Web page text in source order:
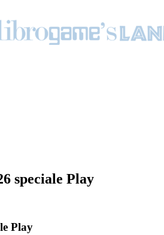
speciale Play
Play